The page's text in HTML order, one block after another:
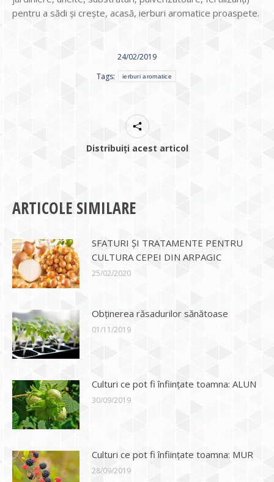
pentru a sădi și crește, acasă, ierburi aromatice proaspete.
24/02/2019
Tags:
ierburi aromatice
Distribuiți acest articol
ARTICOLE SIMILARE
SFATURI ȘI TRATAMENTE PENTRU
CULTURA CEPEI DIN ARPAGIC
25/02/2020
Obținerea răsadurilor sănătoase
01/11/2019
Culturi ce pot fi înființate toamna: ALUN
30/09/2019
Culturi ce pot fi înființate toamna: MUR
28/09/2019